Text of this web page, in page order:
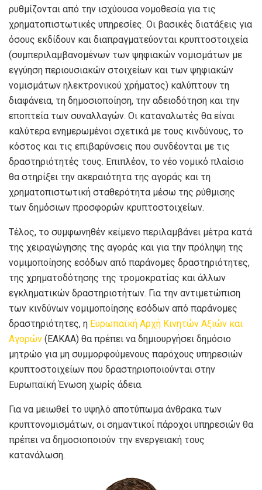
ρυθμίζονται από την ισχύουσα νομοθεσία για τις
χρηματοπιστωτικές υπηρεσίες. Οι βασικές διατάξεις για
όσους εκδίδουν και διαπραγματεύονται κρυπτοστοιχεία
(συμπεριλαμβανομένων των ψηφιακών νομισμάτων με
εγγύηση περιουσιακών στοιχείων και των ψηφιακών
νομισμάτων ηλεκτρονικού χρήματος) καλύπτουν τη
διαφάνεια, τη δημοσιοποίηση, την αδειοδότηση και την
εποπτεία των συναλλαγών. Οι καταναλωτές θα είναι
καλύτερα ενημερωμένοι σχετικά με τους κινδύνους, το
κόστος και τις επιβαρύνσεις που συνδέονται με τις
δραστηριότητές τους. Επιπλέον, το νέο νομικό πλαίσιο
θα στηρίξει την ακεραιότητα της αγοράς και τη
χρηματοπιστωτική σταθερότητα μέσω της ρύθμισης
των δημόσιων προσφορών κρυπτοστοιχείων.
Τέλος, το συμφωνηθέν κείμενο περιλαμβάνει μέτρα κατά
της χειραγώγησης της αγοράς και για την πρόληψη της
νομιμοποίησης εσόδων από παράνομες δραστηριότητες,
της χρηματοδότησης της τρομοκρατίας και άλλων
εγκληματικών δραστηριοτήτων. Για την αντιμετώπιση
των κινδύνων νομιμοποίησης εσόδων από παράνομες
δραστηριότητες, η Ευρωπαϊκή Αρχή Κινητών Αξιών και
Αγορών (ΕΑΚΑΑ) θα πρέπει να δημιουργήσει δημόσιο
μητρώο για μη συμμορφούμενους παρόχους υπηρεσιών
κρυπτοστοιχείων που δραστηριοποιούνται στην
Ευρωπαϊκή Ένωση χωρίς άδεια.
Για να μειωθεί το υψηλό αποτύπωμα άνθρακα των
κρυπτονομισμάτων, οι σημαντικοί πάροχοι υπηρεσιών θα
πρέπει να δημοσιοποιούν την ενεργειακή τους
κατανάλωση.